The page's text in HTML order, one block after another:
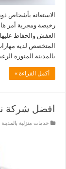
الاستعانة بأشخاص
رخيصة ومجربة أمر
العفش والحفاظ
المتخصص لديه
بالمدينة المنورة
أكمل القراءة »
افضل شركة
خدمات منزلية بالمدينة